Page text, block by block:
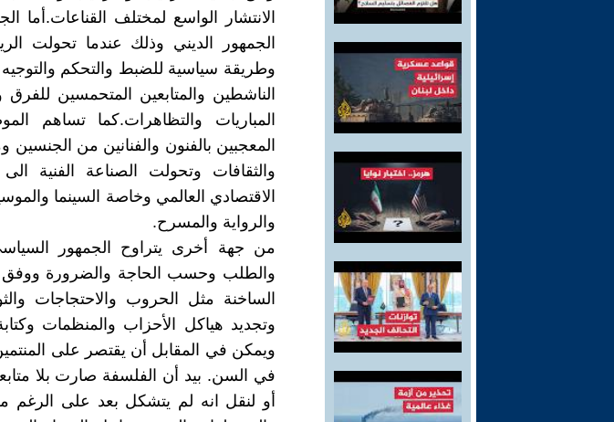
الانتشار الواسع لمختلف القناعات.أما
الجمهور الديني وذلك عندما تحولت
وطريقة سياسية للضبط والتحكم
الناشطين والمتابعين المتحمسين للفرق
المباريات والتظاهرات.كما تساهم
المعجبين بالفنون والفنانين من
والثقافات وتحولت الصناعة الفنية
الاقتصادي العالمي وخاصة السينما
والرواية والمسرح.
من جهة أخرى يتراوح الجمهور
والطلب وحسب الحاجة والضرورة ووفق
الساخنة مثل الحروب والاحتجاجات
وتجديد هياكل الأحزاب والمنظمات
ويمكن في المقابل أن يقتصر على المنتمين
في السن. بيد أن الفلسفة صارت بلا
أو لنقل انه لم يتشكل بعد على الرغم